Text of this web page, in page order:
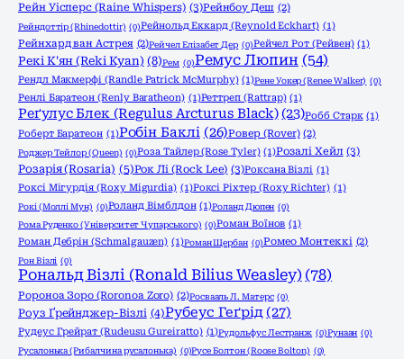
Рейн Уісперс (Raine Whispers) (3)Рейнбоу Деш (2)
Рейндоттір (Rhinedottir) (0)Рейнольд Еккард (Reynold Eckhart) (1)
Рейнхард ван Астрея (2)Рейчел Елізабет Дер (0)Рейчел Рот (Рейвен) (1)
Рекі К'ян (Reki Kyan) (8)Рем (0)Ремус Люпин (54)
Рендл Макмерфі (Randle Patrick McMurphy) (1)Рене Уокер (Renee Walker) (0)
Ренлі Баратеон (Renly Baratheon) (1)Реттреп (Rattrap) (1)
Реґулус Блек (Regulus Arcturus Black) (23)Робб Старк (1)
Роберт Баратеон (1)Робін Баклі (26)Ровер (Rover) (2)
Роджер Тейлор (Queen) (0)Роза Тайлер (Rose Tyler) (1)Розалі Хейл (3)
Розарія (Rosaria) (5)Рок Лі (Rock Lee) (3)Роксана Візлі (1)
Роксі Мігурдія (Roxy Migurdia) (1)Роксі Ріхтер (Roxy Richter) (1)
Рокі (Моллі Мун) (0)Роланд Вімблдон (1)Роланд Дюпен (0)
Рома Руденко (Університет Чупарського) (0)Роман Воїнов (1)
Роман Дебрін (Schmalgauzen) (1)Роман Щербан (0)Ромео Монтеккі (2)
Рон Візлі (0)
Рональд Візлі (Ronald Bilius Weasley) (78)
Ророноа Зоро (Roronoa Zoro) (2)Росвааль Л. Матерс (0)
Роуз Ґрейнджер-Візлі (4)Рубеус Геґрід (27)
Рудеус Грейрат (Rudeusu Gureiratto) (1)Рудольфус Лестранж (0)Рунаан (0)
Русалонька (Рибалчина русалонька) (0)Русе Болтон (Roose Bolton) (0)